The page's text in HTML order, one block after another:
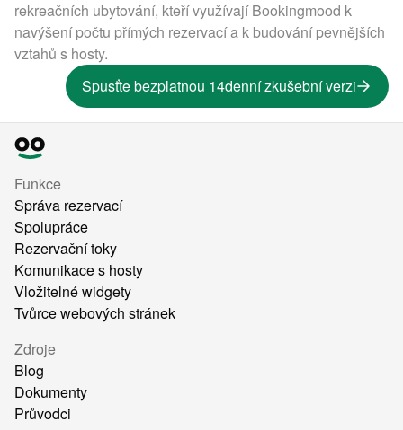
rekreačních ubytování, kteří využívají Bookingmood k
navýšení počtu přímých rezervací a k budování pevnějších
vztahů s hosty.
Spusťte bezplatnou 14denní zkušební verzi
Funkce
Správa rezervací
Spolupráce
Rezervační toky
Komunikace s hosty
Vložitelné widgety
Tvůrce webových stránek
Zdroje
Blog
Dokumenty
Průvodci